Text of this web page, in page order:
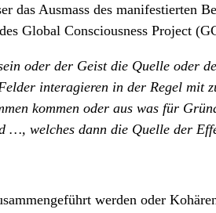
das Ausmass des
Global Consciousness Project
oder der Geist die Quelle oder
interagieren in der Regel mit
kommen oder aus was für
…, welches dann die Quelle der
werden oder